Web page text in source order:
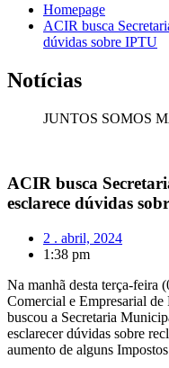
Homepage
ACIR busca
dúvidas sobre IPTU
Notícias
JUNTOS SOMOS
ACIR busca
esclarece dúvidas
2 . abril, 2024
1:38 pm
Na manhã desta terça-feira
Comercial e Empresarial
buscou a Secretaria
esclarecer dúvidas sobre
aumento de alguns